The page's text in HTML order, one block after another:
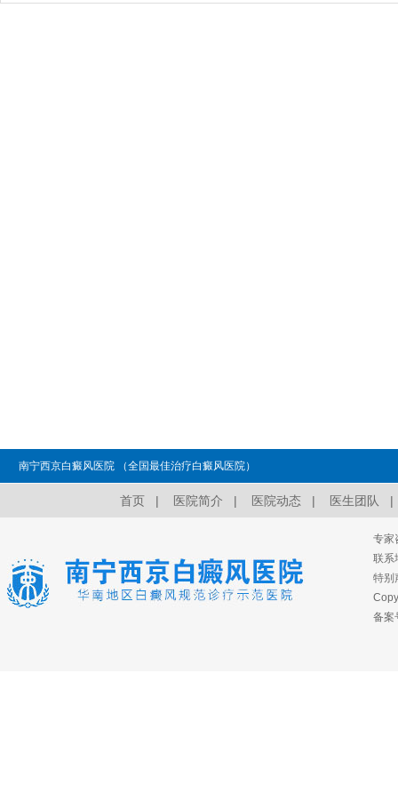
南宁西京白癜风医院 （全国最佳治疗白癜风医院）
首页 | 医院简介 | 医院动态 | 医生团队 |
专家
联系
特别
备案